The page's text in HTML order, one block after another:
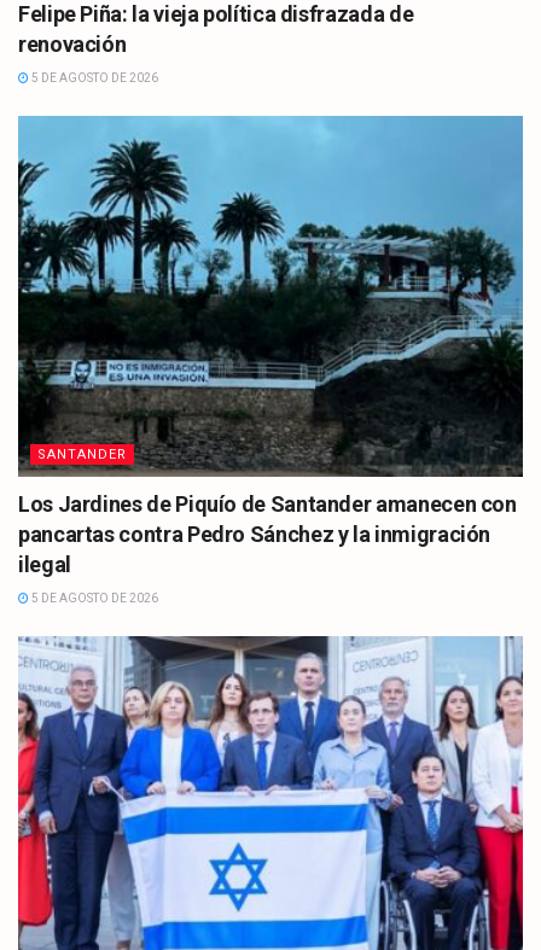
Felipe Piña: la vieja política disfrazada de
renovación
5 DE AGOSTO DE 2026
SANTANDER
Los Jardines de Piquío de Santander amanecen con
pancartas contra Pedro Sánchez y la inmigración
ilegal
5 DE AGOSTO DE 2026